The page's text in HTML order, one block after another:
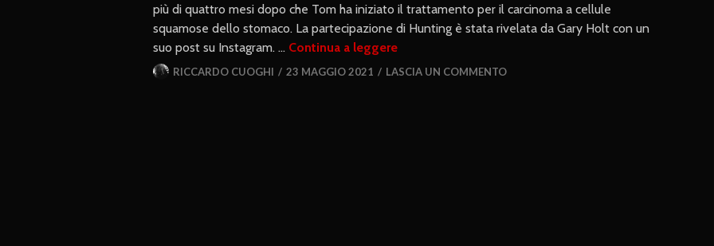
più di quattro mesi dopo che Tom ha iniziato il trattamento per il carcinoma a cellule
squamose dello stomaco. La partecipazione di Hunting è stata rivelata da Gary Holt con un
suo post su Instagram. … Continua a leggere
RICCARDO CUOGHI 23 MAGGIO 2021 LASCIA UN COMMENTO